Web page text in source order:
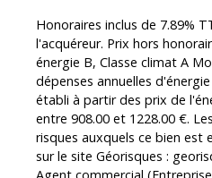
Honoraires inclus de 7.89%
l'acquéreur. Prix hors
énergie B, Classe climat A
dépenses annuelles
établi à partir des prix de
entre 908.00 et 1228.00 €.
risques auxquels ce bien est
sur le site Géorisques :
Agent commercial (Entreprise